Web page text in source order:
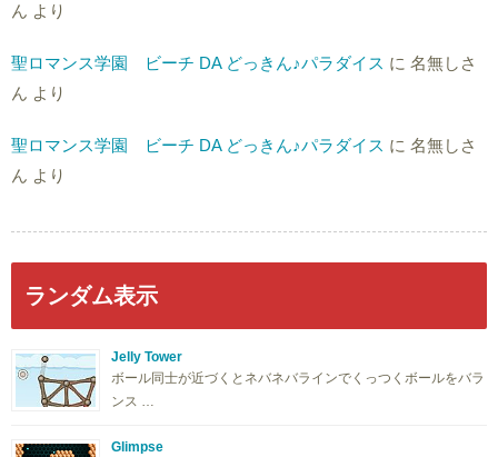
ん より
聖ロマンス学園 ビーチ DA どっきん♪パラダイス に 名無しさ
ん より
聖ロマンス学園 ビーチ DA どっきん♪パラダイス に 名無しさ
ん より
ランダム表示
Jelly Tower
ボール同士が近づくとネバネバラインでくっつくボールをバラ
ンス …
Glimpse